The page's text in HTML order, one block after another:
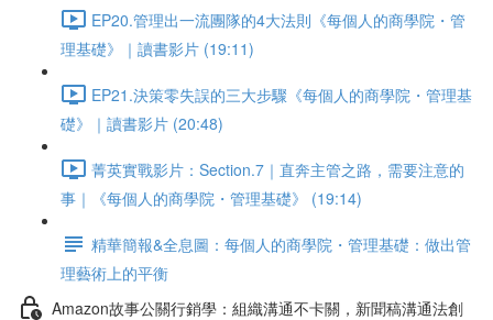
EP20.管理出一流團隊的4大法則《每個人的商學院・管
理基礎》｜讀書影片 (19:11)
EP21.決策零失誤的三大步驟《每個人的商學院・管理基
礎》｜讀書影片 (20:48)
菁英實戰影片：Section.7｜直奔主管之路，需要注意的
事｜《每個人的商學院・管理基礎》 (19:14)
精華簡報&全息圖：每個人的商學院・管理基礎：做出管
理藝術上的平衡
Amazon故事公關行銷學：組織溝通不卡關，新聞稿溝通法創